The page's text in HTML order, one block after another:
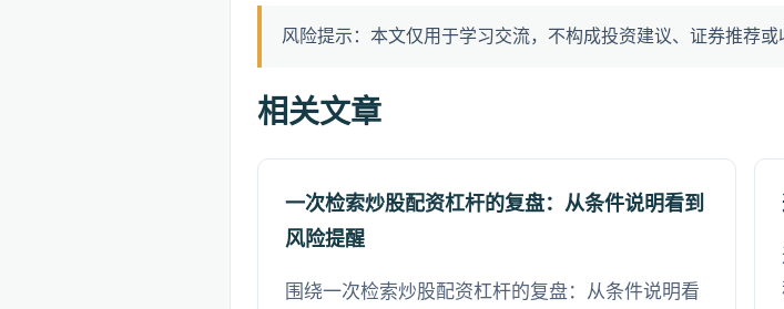
风险提示：本文仅用于学习交流，不构成投资建议、证券推荐或
相关文章
一次检索炒股配资杠杆的复盘：从条件说明看到
风险提醒
围绕一次检索炒股配资杠杆的复盘：从条件说明看